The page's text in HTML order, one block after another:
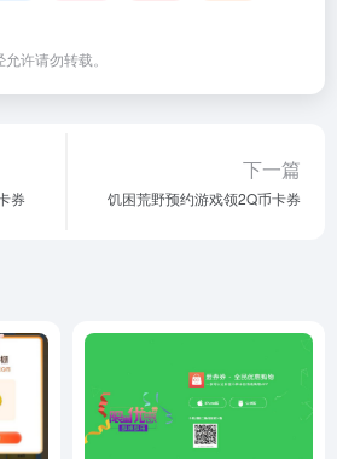
许请勿转载。
券
下一篇
饥困荒野预约游戏领2Q币卡券